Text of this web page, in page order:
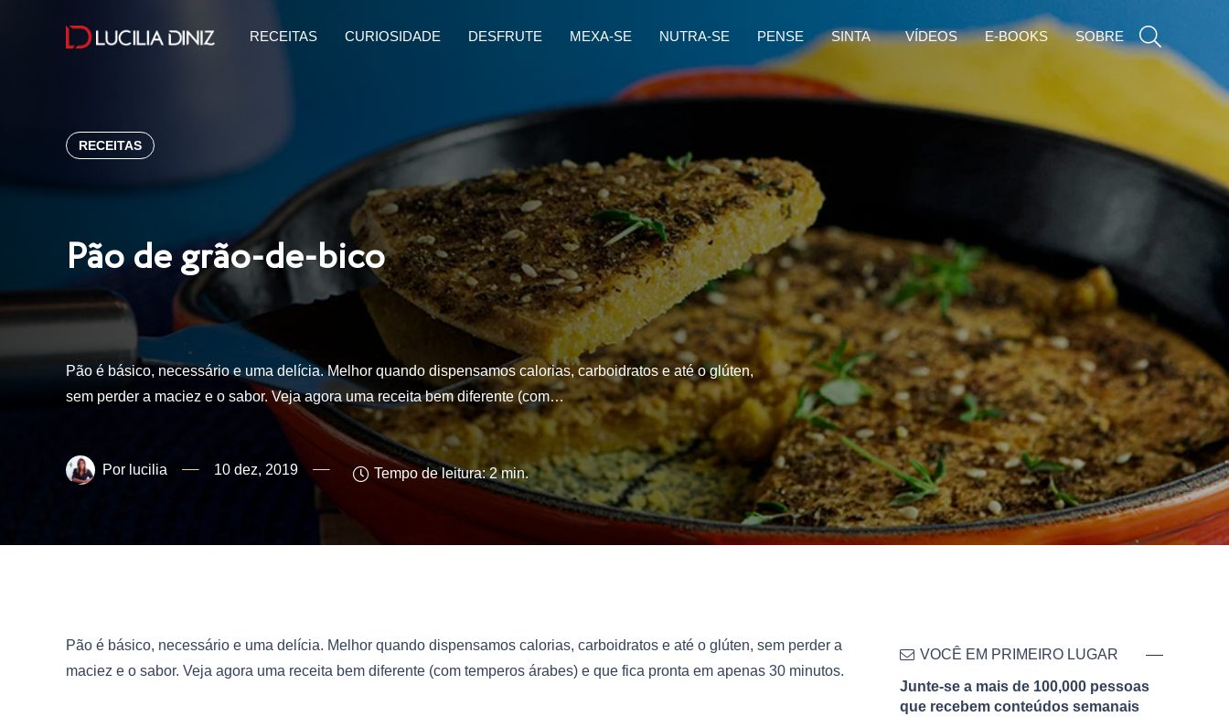
RECEITAS CURIOSIDADE DESFRUTE MEXA-SE NUTRA-SE PENSE SINTA VÍDEOS E-BOOKS SOBRE
RECEITAS
Pão de grão-de-bico
Pão é básico, necessário e uma delícia. Melhor quando dispensamos calorias, carboidratos e até o glúten,
sem perder a maciez e o sabor. Veja agora uma receita bem diferente (com…
lucilia 10 dez, 2019 Tempo de leitura: 2 min.
Pão é básico, necessário e uma delícia. Melhor quando dispensamos calorias, carboidratos e até o glúten, sem perder a
maciez e o sabor. Veja agora uma receita bem diferente (com temperos árabes) e que fica pronta em apenas 30 minutos.
VOCÊ EM PRIMEIRO LUGAR
Junte-se a mais de 100,000 pessoas
que recebem conteúdos semanais